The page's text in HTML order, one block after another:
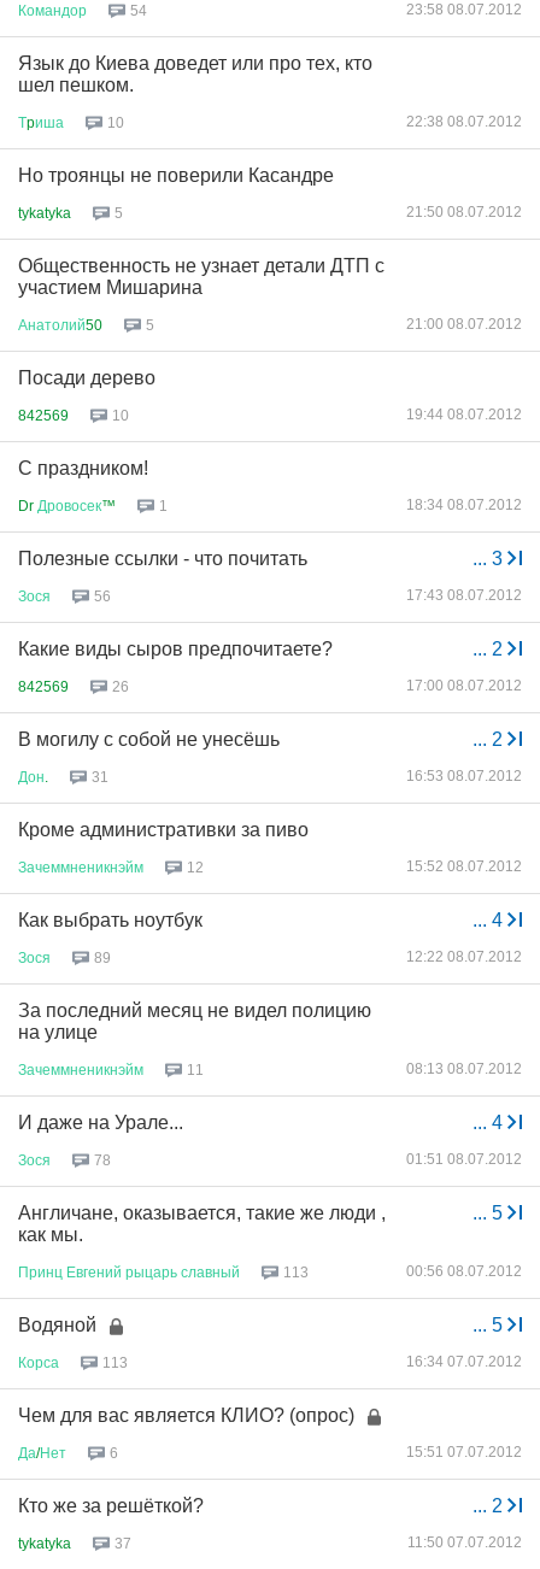
Командор 54 23:58 08.07.2012
Язык до Киева доведет или про тех, кто
шел пешком.
Тpиша 10 22:38 08.07.2012
Но троянцы не поверили Касандре
tykatyka 5 21:50 08.07.2012
Общественность не узнает детали ДТП с
участием Мишарина
Анатолий50 5 21:00 08.07.2012
Посади дерево
842569 10 19:44 08.07.2012
С праздником!
Dr Дровосек™ 1 18:34 08.07.2012
... 3
Полезные ссылки - что почитать
Зося 56 17:43 08.07.2012
... 2
Какие виды сыров предпочитаете?
842569 26 17:00 08.07.2012
... 2
В могилу с собой не унесёшь
Дон 31 16:53 08.07.2012
Кроме административки за пиво
Зачеммненикнэйм 12 15:52 08.07.2012
... 4
Как выбрать ноутбук
Зося 89 12:22 08.07.2012
За последний месяц не видел полицию
на улице
Зачеммненикнэйм 11 08:13 08.07.2012
... 4
И даже на Урале...
Зося 78 01:51 08.07.2012
... 5
Англичане, оказывается, такие же люди ,
как мы.
Принц Евгений рыцарь славный 113 00:56 08.07.2012
... 5
Водяной
Корса 113 16:34 07.07.2012
Чем для вас является КЛИО? (опрос)
Да/Нет 6 15:51 07.07.2012
... 2
Кто же за решёткой?
tykatyka 37 11:50 07.07.2012